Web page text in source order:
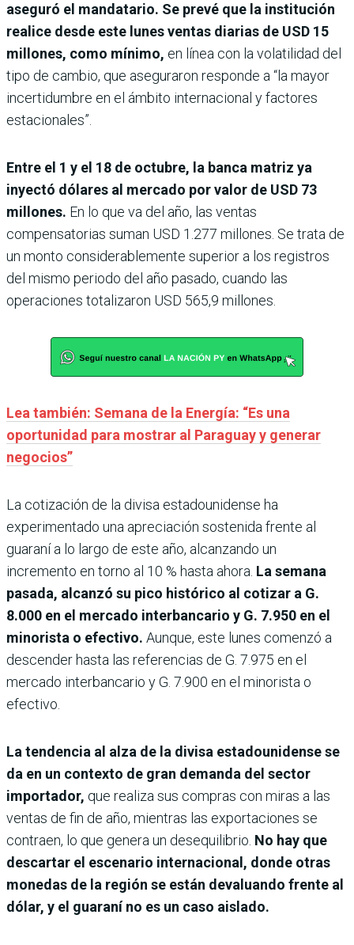
aseguró el mandatario. Se prevé que la institución
realice desde este lunes ventas diarias de USD 15
millones, como mínimo, en línea con la volatilidad del
tipo de cambio, que aseguraron responde a “la mayor
incertidumbre en el ámbito internacional y factores
estacionales”.
Entre el 1 y el 18 de octubre, la banca matriz ya
inyectó dólares al mercado por valor de USD 73
millones. En lo que va del año, las ventas
compensatorias suman USD 1.277 millones. Se trata de
un monto considerablemente superior a los registros
del mismo periodo del año pasado, cuando las
operaciones totalizaron USD 565,9 millones.
Lea también: Semana de la Energía: “Es una
oportunidad para mostrar al Paraguay y generar
negocios”
La cotización de la divisa estadounidense ha
experimentado una apreciación sostenida frente al
guaraní a lo largo de este año, alcanzando un
incremento en torno al 10 % hasta ahora. La semana
pasada, alcanzó su pico histórico al cotizar a G.
8.000 en el mercado interbancario y G. 7.950 en el
minorista o efectivo. Aunque, este lunes comenzó a
descender hasta las referencias de G. 7.975 en el
mercado interbancario y G. 7.900 en el minorista o
efectivo.
La tendencia al alza de la divisa estadounidense se
da en un contexto de gran demanda del sector
importador, que realiza sus compras con miras a las
ventas de fin de año, mientras las exportaciones se
contraen, lo que genera un desequilibrio. No hay que
descartar el escenario internacional, donde otras
monedas de la región se están devaluando frente al
dólar, y el guaraní no es un caso aislado.